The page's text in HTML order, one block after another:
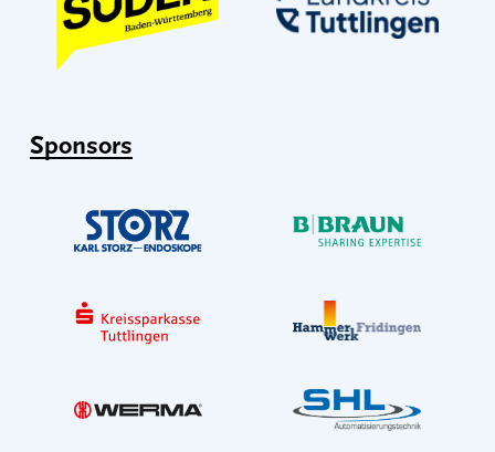
Sponsors